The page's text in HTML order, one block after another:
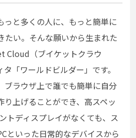
っと多くの人に、もっと簡単に
たい。そんな願いから生まれた
Cloud（ブイケットクラウ
「ワールドビルダー」です。
ブラウザ上で誰でも簡単に自分
り上げることができ、高スペッ
トディスプレイがなくても、ス
といった日常的なデバイスから